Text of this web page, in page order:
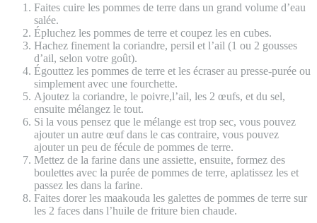
Faites cuire les pommes de terre dans un grand volume d’eau
salée.
Épluchez les pommes de terre et coupez les en cubes.
Hachez finement la coriandre, persil et l’ail (1 ou 2 gousses
d’ail, selon votre goût).
Égouttez les pommes de terre et les écraser au presse-purée ou
simplement avec une fourchette.
Ajoutez la coriandre, le poivre,l’ail, les 2 œufs, et du sel,
ensuite mélangez le tout.
Si la vous pensez que le mélange est trop sec, vous pouvez
ajouter un autre œuf dans le cas contraire, vous pouvez
ajouter un peu de fécule de pommes de terre.
Mettez de la farine dans une assiette, ensuite, formez des
boulettes avec la purée de pommes de terre, aplatissez les et
passez les dans la farine.
Faites dorer les maakouda les galettes de pommes de terre sur
les 2 faces dans l’huile de friture bien chaude.